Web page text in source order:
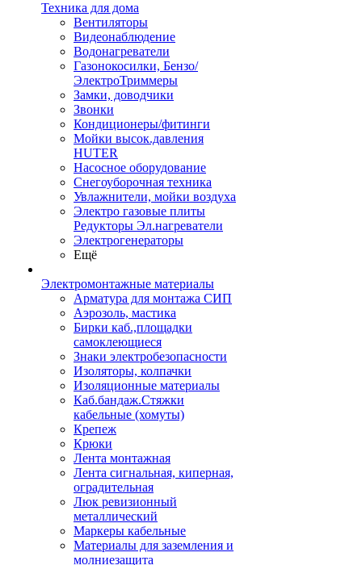
Техника для дома
Вентиляторы
Видеонаблюдение
Водонагреватели
Газонокосилки, Бензо/
ЭлектроТриммеры
Замки, доводчики
Звонки
Кондиционеры/фитинги
Мойки высок.давления
HUTER
Насосное оборудование
Снегоуборочная техника
Увлажнители, мойки воздуха
Электро газовые плиты
Редукторы Эл.нагреватели
Электрогенераторы
Ещё
Электромонтажные материалы
Арматура для монтажа СИП
Аэрозоль, мастика
Бирки каб.,площадки
самоклеющиеся
Знаки электробезопасности
Изоляторы, колпачки
Изоляционные материалы
Каб.бандаж.Стяжки
кабельные (хомуты)
Крепеж
Крюки
Лента монтажная
Лента сигнальная, киперная,
оградительная
Люк ревизионный
металлический
Маркеры кабельные
Материалы для заземления и
молниезащита